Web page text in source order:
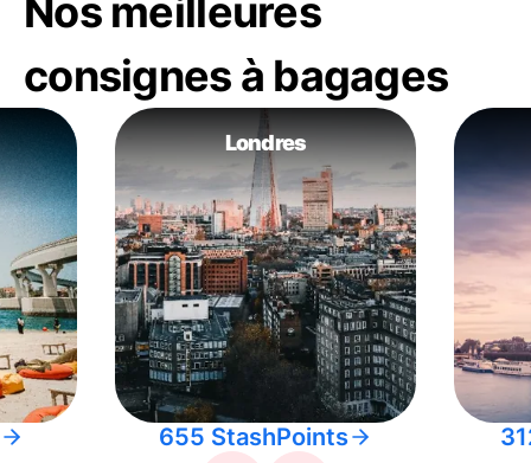
Nos meilleures
consignes à bagages
Londres
655 StashPoints